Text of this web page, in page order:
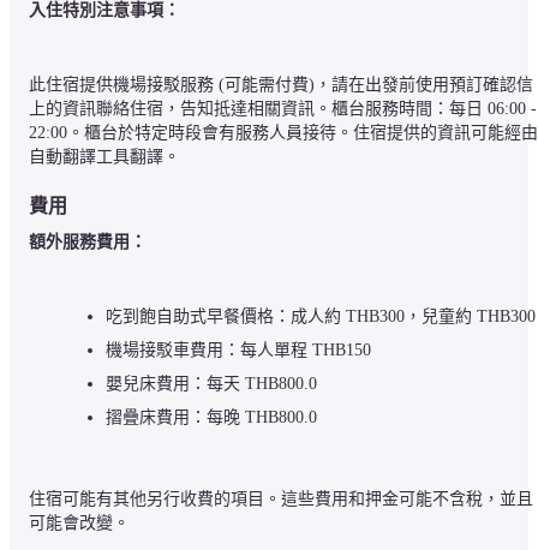
入住特別注意事項：
此住宿提供機場接駁服務 (可能需付費)，請在出發前使用預訂確認信
上的資訊聯絡住宿，告知抵達相關資訊。櫃台服務時間：每日 06:00 -
22:00。櫃台於特定時段會有服務人員接待。住宿提供的資訊可能經由
自動翻譯工具翻譯。
費用
額外服務費用：
吃到飽自助式早餐價格：成人約 THB300，兒童約 THB300
機場接駁車費用：每人單程 THB150
嬰兒床費用：每天 THB800.0
摺疊床費用：每晚 THB800.0
住宿可能有其他另行收費的項目。這些費用和押金可能不含稅，並且
可能會改變。